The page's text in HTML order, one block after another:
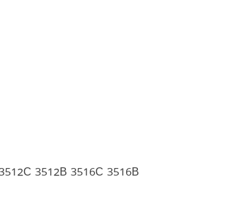
3512B 3516C 3516B